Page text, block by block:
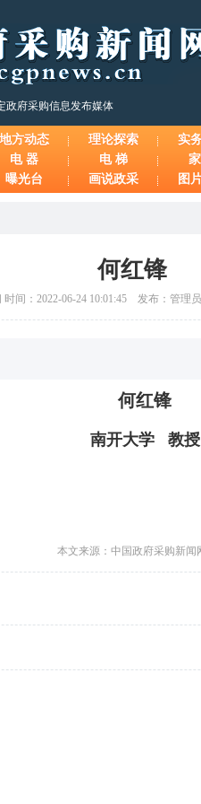
政府采购信息发布媒体
地方动态 理论探索
实
电 器 电 梯
曝光台 画说政采 图
何红锋
时间：2022-06-24 10:01:45 发布：管理
何红锋
南开大学 教授
本文来源：中国政府采购新闻